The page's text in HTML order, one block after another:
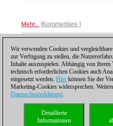
Mehr... Kommentare
Datenschutzhinweis|
Compliance
Wir verwenden Cookies und
zur Verfügung zu stellen, die
Inhalte auszuspielen. Abhängig von
technisch erforderlichen Cookies auch
eingesetzt werden. Hier können Sie der
Marketing-Cookies widersprechen.
Datenschutzerklärung.
Detaillierte
Informationen